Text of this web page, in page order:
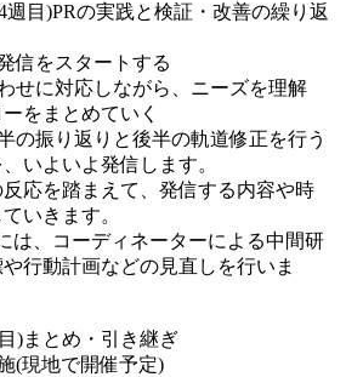
4週目)PRの実践と検証・改善の繰り返
信をスタートする
せに対応しながら、ニーズを理解
をまとめていく
の振り返りと後半の軌道修正を行う
いよいよ発信します。
応を踏まえて、発信する内容や時
いきます。
は、コーディネーターによる中間研
行動計画などの見直しを行いま
目)まとめ・引き継ぎ
(現地で開催予定)